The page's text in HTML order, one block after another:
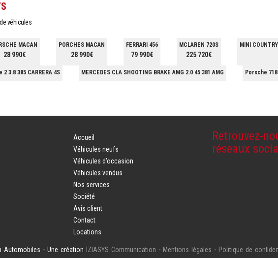
véhicules
MACAN
28 990€
PORCHES MACAN
28 990€
FERRARI 456
79 990€
MCLAREN 720S
225 720€
MINI
2 3.8 385 CARRERA 4S MERCEDES CLA SHOOTING BRAKE AMG 2.0 45 381 AMG Porsche
Accueil
Véhicules neufs
Véhicules d’occasion
Véhicules vendus
Nos services
Société
Avis client
Contact
Locations
Retrouvez-
réseaux
Automobiles - Une création IZIASYS Communication - Mentions légales - Politique de